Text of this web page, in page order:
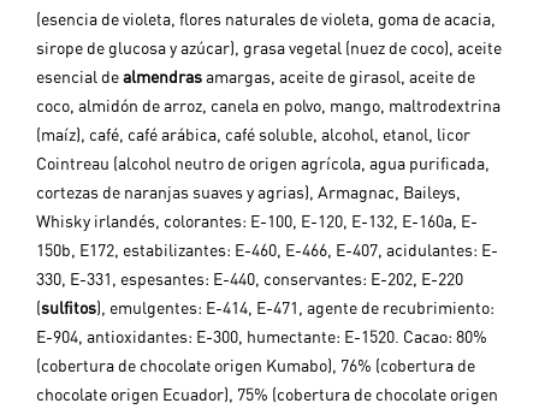
(esencia de violeta, flores naturales de violeta, goma de acacia,
sirope de glucosa y azúcar), grasa vegetal (nuez de coco), aceite
esencial de almendras amargas, aceite de girasol, aceite de
coco, almidón de arroz, canela en polvo, mango, maltrodextrina
(maíz), café, café arábica, café soluble, alcohol, etanol, licor
Cointreau (alcohol neutro de origen agrícola, agua purificada,
cortezas de naranjas suaves y agrias), Armagnac, Baileys,
Whisky irlandés, colorantes: E-100, E-120, E-132, E-160a, E-
150b, E172, estabilizantes: E-460, E-466, E-407, acidulantes: E-
330, E-331, espesantes: E-440, conservantes: E-202, E-220
(sulfitos), emulgentes: E-414, E-471, agente de recubrimiento:
E-904, antioxidantes: E-300, humectante: E-1520. Cacao: 80%
(cobertura de chocolate origen Kumabo), 76% (cobertura de
chocolate origen Ecuador), 75% (cobertura de chocolate origen